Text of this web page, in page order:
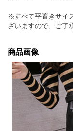
※すべて平置きサイ
ざいますので、ご了
商品画像